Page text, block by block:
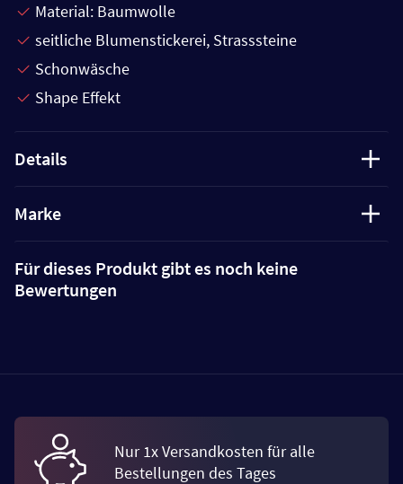
Material: Baumwolle
seitliche Blumenstickerei, Strasssteine
Schonwäsche
Shape Effekt
Details
Marke
Für dieses Produkt gibt es noch keine
Bewertungen
Nur 1x Versandkosten für alle
Bestellungen des Tages